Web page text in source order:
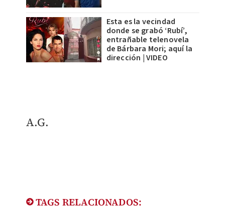
Esta es la vecindad
donde se grabó ‘Rubí’,
entrañable telenovela
de Bárbara Mori; aquí la
dirección | VIDEO
A.G.
TAGS RELACIONADOS: